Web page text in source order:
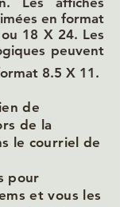
en format
18 X 24. Les
peuvent
8.5 X 11.
de
de la
le courriel de
pour
et vous les